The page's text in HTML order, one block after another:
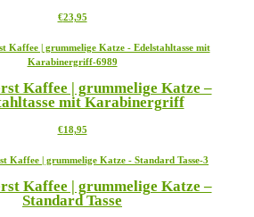
Optionen
auf
der
gewählt
werden
€23,95Dieses
weist
mehrere
auf.
Die
können
der
gewählt
werden
Kaffee | grummelige Katze –
mit Karabinergriff
€18,95Dieses
weist
Varianten
auf.
Kaffee | grummelige Katze –
Standard Tasse